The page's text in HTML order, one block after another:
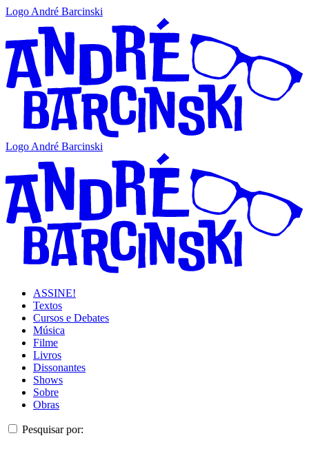
Logo André Barcinski
Logo André Barcinski
ASSINE!
Textos
Cursos e Debates
Música
Filme
Livros
Dissonantes
Shows
Sobre
Obras
Pesquisar por: